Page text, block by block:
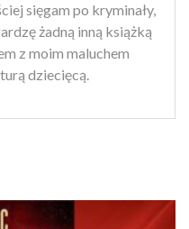
sięgam po kryminały,
żadną inną książką
z moim maluchem
dziecięcą.